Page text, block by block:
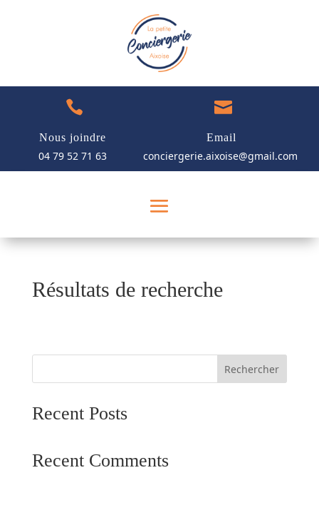

Nous joindre
04 79 52 71 63

Email
conciergerie.aixoise@gmail.com
Résultats de recherche
Rechercher
Recent Posts
Recent Comments